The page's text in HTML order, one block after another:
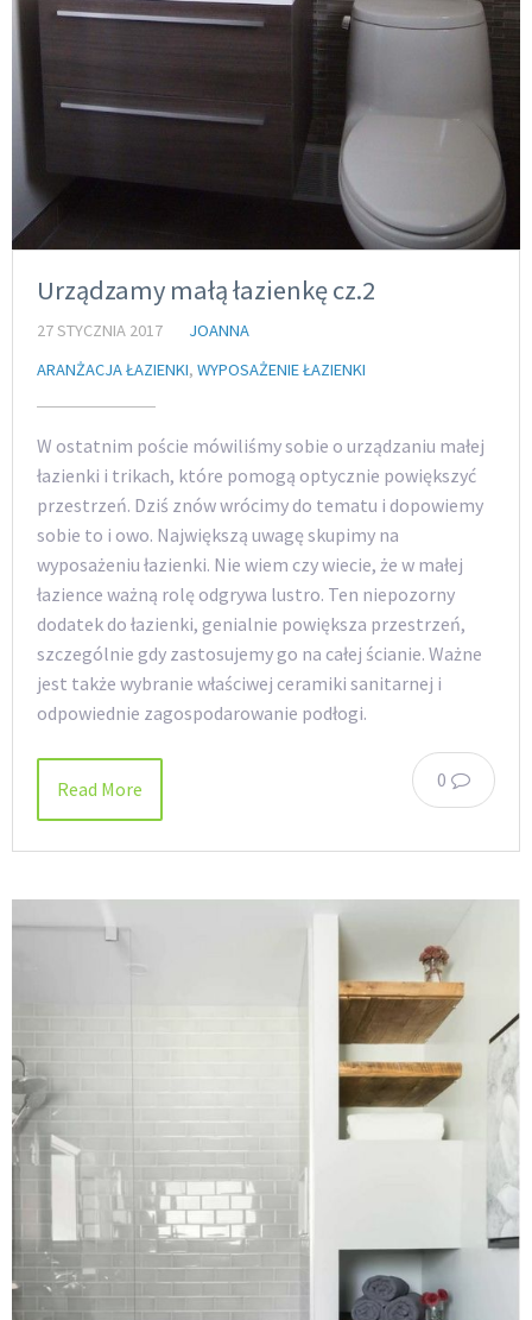
Urządzamy małą łazienkę cz.2
27 STYCZNIA 2017
JOANNA
ARANŻACJA ŁAZIENKI, WYPOSAŻENIE ŁAZIENKI
W ostatnim poście mówiliśmy sobie o urządzaniu małej
łazienki i trikach, które pomogą optycznie powiększyć
przestrzeń. Dziś znów wrócimy do tematu i dopowiemy
sobie to i owo. Największą uwagę skupimy na
wyposażeniu łazienki. Nie wiem czy wiecie, że w małej
łazience ważną rolę odgrywa lustro. Ten niepozorny
dodatek do łazienki, genialnie powiększa przestrzeń,
szczególnie gdy zastosujemy go na całej ścianie. Ważne
jest także wybranie właściwej ceramiki sanitarnej i
odpowiednie zagospodarowanie podłogi.
0
Read More